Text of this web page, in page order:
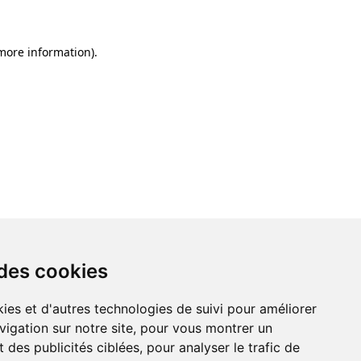
cookies
et d'autres technologies de suivi pour améliorer
sur notre site, pour vous montrer un
des publicités ciblées, pour analyser le trafic de
information).